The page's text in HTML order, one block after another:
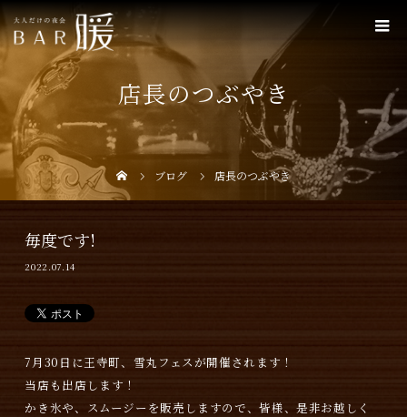
店長のつぶやき
ブログ 店長のつぶやき
毎度です!
2022.07.14
7月30日に王寺町、雪丸フェスが開催されます！
当店も出店します！
かき氷や、スムージーを販売しますので、皆様、是非お越しく